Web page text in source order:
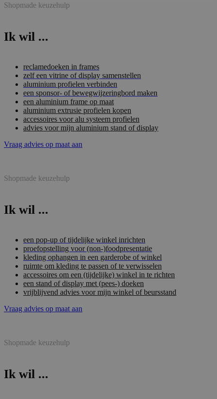
Shopmade keuzehulp
Ik wil ...
reclamedoeken in frames
zelf een vitrine of display samenstellen
aluminium profielen verbinden
een sponsor- of bewegwijzeringbord maken
een aluminium frame op maat
aluminium extrusie profielen kopen
accessoires voor alu systeem profielen
advies voor mijn aluminium stand of display
Vraag advies op maat aan
Shopmade keuzehulp
Ik wil ...
een pop-up of tijdelijke winkel inrichten
proefopstelling voor (non-)foodpresentatie
kleding ophangen in een garderobe of winkel
ruimte om kleding te passen of te verwisselen
accessoires om een (tijdelijke) winkel in te richten
een stand of display met (pees-) doeken
vrijblijvend advies voor mijn winkel of beursstand
Vraag advies op maat aan
Shopmade keuzehulp
Ik wil ...